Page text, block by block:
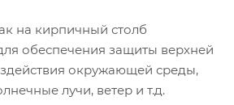
на кирпичный столб
обеспечения защиты верхней
окружающей среды,
лучи, ветер и т.д.